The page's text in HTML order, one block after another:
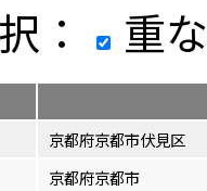
：
重
京都府京都市伏見区
京都府京都市